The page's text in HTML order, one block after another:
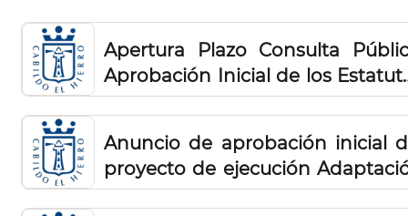
Apertura Plazo Consulta
Aprobación Inicial de los
del Patronato Insular de
El Hierro
Anuncio de aprobación inicial
proyecto de ejecución
Fase I y Fase II de la